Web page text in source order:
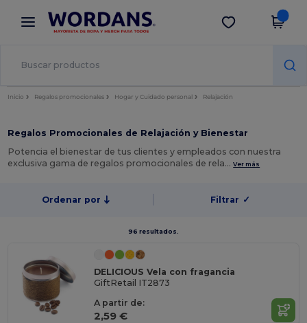
× App de Wordans
¡Mejores precios en app!
Descargar app
Inicio Regalos promocionales Hogar y Cuidado personal Relajación
Regalos Promocionales de Relajación y Bienestar
Potencia el bienestar de tus clientes y empleados con nuestra
exclusiva gama de regalos promocionales de rela…Ver más
Ordenar por Filtrar ✓
96 resultados.
DELICIOUS Vela con fragancia
GiftRetail IT2873
A partir de:
2,59 €